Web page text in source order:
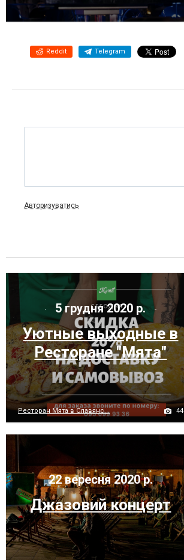
Reddit Telegram
Авторизуватись
5 грудня 2020 р.
Уютные выходные в
Ресторане "Мята"
Ресторан Мята в Славянс... 44
22 вересня 2020 р.
Джазовий концерт